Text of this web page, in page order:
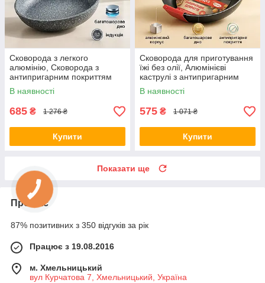
Сковорода з легкого
алюмінію, Сковорода з
антипригарним покриттям
внутрішньої поверхні MC-25
В наявності
685 ₴ 1 276 ₴
Купити
Сковорода для приготування
їжі без олії, Алюмінієві
каструлі з антипригарним
покриттям XJ-91
В наявності
575 ₴ 1 071 ₴
Купити
Показати ще
Про нас
87% позитивних з 350 відгуків за рік
Працює з 19.08.2016
м. Хмельницький
вул Курчатова 7, Хмельницький, Україна